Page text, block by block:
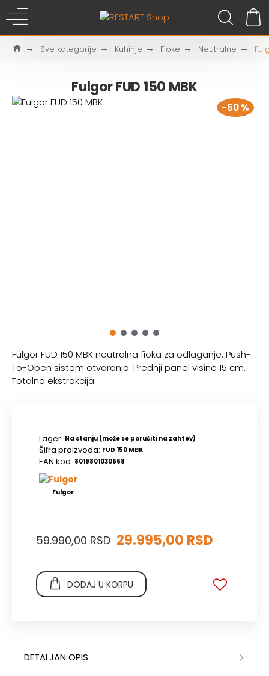
Sve kategorije Kuhinje Fioke Neutralne
Fulgor FUD 150 MBK
-50 %
Fulgor FUD 150 MBK neutralna fioka za odlaganje. Push-
To-Open sistem otvaranja. Prednji panel visine 15 cm.
Totalna ekstrakcija
Lager: Na stanju (može se poručiti na zahtev)
Šifra proizvoda: FUD 150 MBK
EAN kod: 8019801030668
Fulgor
29.995,00 RSD
59.990,00 RSD
DODAJ U KORPU
DETALJAN OPIS